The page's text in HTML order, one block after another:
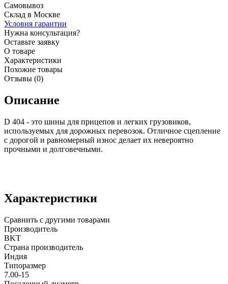
Самовывоз
Склад в Москве
Условия гарантии
Нужна консультация?
Оставьте заявку
О товаре
Характеристики
Похожие товары
Отзывы (0)
Описание
D 404 - это шины для прицепов и легких грузовиков,
используемых для дорожных перевозок. Отличное сцепление
с дорогой и равномерный износ делает их невероятно
прочными и долговечными.
Характеристики
Сравнить с другими товарами
Производитель
BKT
Страна производитель
Индия
Типоразмер
7.00-15